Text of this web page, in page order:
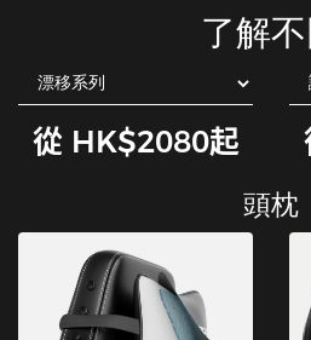
了解
從 HK$2080起
頭枕